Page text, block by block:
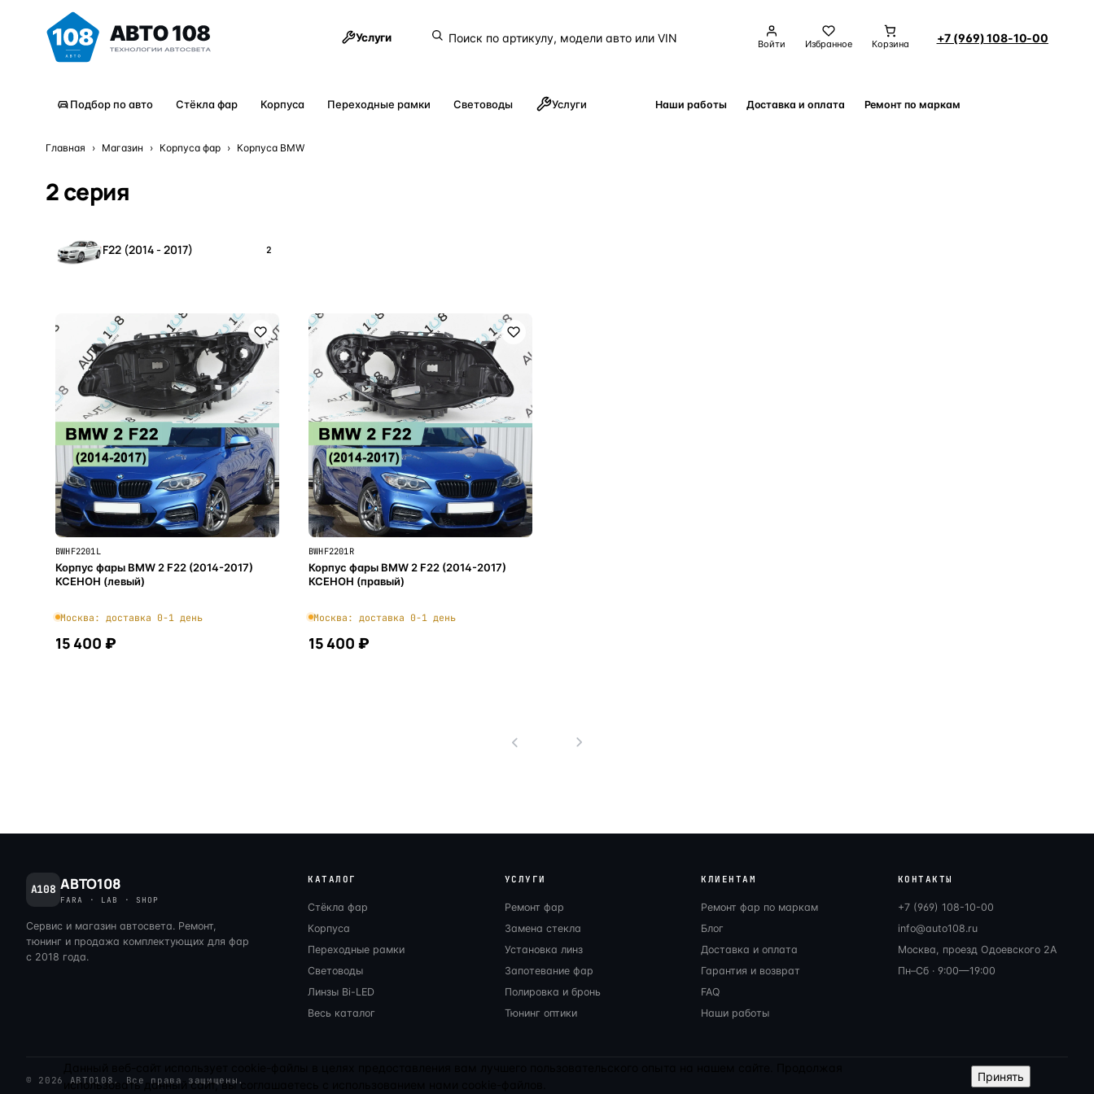
Услуги Войти Избранное Корзина +7 (969) 108-10-00
Подбор по авто Стёкла фар Корпуса Переходные рамки Световоды Услуги Наши работы Доставка и оплата Ремонт по маркам
Главная › Магазин › Корпуса фар › Корпуса BMW
2 серия
F22 (2014 - 2017) 2
BWHF2201L
Корпус фары BMW 2 F22 (2014-2017)
КСЕНОН (левый)
Москва: доставка 0-1 день
15 400 ₽
BWHF2201R
Корпус фары BMW 2 F22 (2014-2017)
КСЕНОН (правый)
Москва: доставка 0-1 день
15 400 ₽
A108 АВТО108
FARA · LAB · SHOP
Сервис и магазин автосвета. Ремонт,
тюнинг и продажа комплектующих для фар
с 2018 года.
КАТАЛОГ
Стёкла фар
Корпуса
Переходные рамки
Световоды
Линзы Bi-LED
Весь каталог
УСЛУГИ
Ремонт фар
Замена стекла
Установка линз
Запотевание фар
Полировка и бронь
Тюнинг оптики
КЛИЕНТАМ
Ремонт фар по маркам
Блог
Доставка и оплата
Гарантия и возврат
FAQ
Наши работы
КОНТАКТЫ
+7 (969) 108-10-00
info@auto108.ru
Москва, проезд Одоевского 2А
Пн–Сб · 9:00—19:00
© 2026 АВТО108. Все права защищены.
использовать данный сайт, вы соглашаетесь с использованием нами cookie-файлов.
Принять